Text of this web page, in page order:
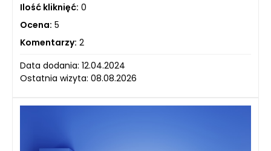
Ilość kliknięć: 0
Ocena: 5
Komentarzy: 2
Data dodania: 12.04.2024
Ostatnia wizyta: 08.08.2026